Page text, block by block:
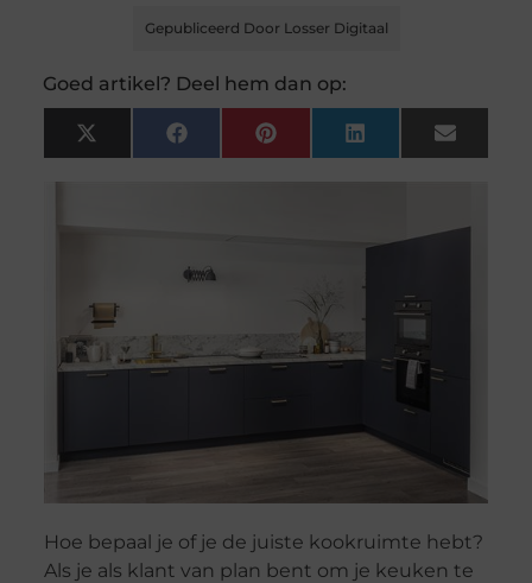
Gepubliceerd Door Losser Digitaal
Goed artikel? Deel hem dan op:
X
(Twitter)
FacebookPinterest LinkedIn Email
Hoe bepaal je of je de juiste kookruimte hebt?
Als je als klant van plan bent om je keuken te